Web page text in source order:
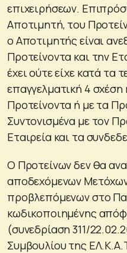
επιχειρήσεων.
Αποτιμητή, του
ο Αποτιμητής είναι
Προτείνοντα και την
έχει ούτε είχε κατά τα
επαγγελματική 4 σχέση
Προτείνοντα ή με τα
Συντονισμένα με τον
Εταιρεία και τα
Ο Προτείνων δεν θα
αποδεχόμενων
προβλεπόμενων στο
κωδικοποιημένης
(συνεδρίαση 311/
Συμβουλίου της